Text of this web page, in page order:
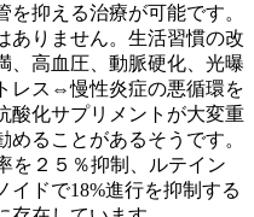
抑える治療が可能です。
ありません。生活習慣の改
、高血圧、動脈硬化、光曝
レス⇔慢性炎症の悪循環を
酸化サプリメントが大変重
ることがあるそうです。
を２５％抑制、ルテイン
イドで18%進行を抑制する